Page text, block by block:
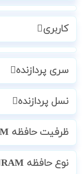
کاربری
سری پردازنده
نسل پردازنده
ظرفیت حافظه RAM
نوع حافظه RAM